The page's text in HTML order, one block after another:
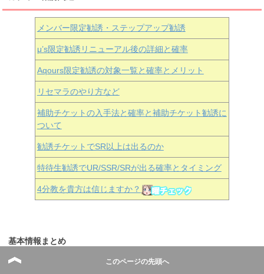
メンバー限定勧誘・ステップアップ勧誘
μ’s限定勧誘リニューアル後の詳細と確率
Aqours限定勧誘の対象一覧と確率とメリット
リセマラのやり方など
補助チケットの入手法と確率と補助チケット勧誘に
ついて
勧誘チケットでSR以上は出るのか
特待生勧誘でUR/SSR/SRが出る確率とタイミング
4分教を貴方は信じますか？
基本情報まとめ
このページの先頭へ